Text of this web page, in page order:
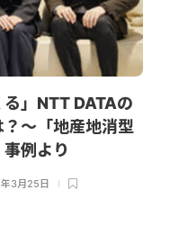
る」NTT DATAの
〜「地産地消型
例より
3月25日